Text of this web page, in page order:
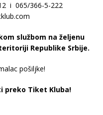
i 065/366-5-222
službom na željenu
Republike Srbije.
pošiljke!
preko Tiket Kluba!